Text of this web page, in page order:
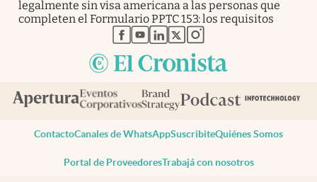
legalmente sin visa americana a las personas que
completen el Formulario PPTC 153: los requisitos
abre en nueva pestaña
abre en nueva pestaña
abre en nueva pestaña
abre en nueva pestaña
abre en nueva pestaña
ContactoCanales de WhatsAppSuscribiteQuiénes Somos
Portal de ProveedoresTrabajá con nosotros